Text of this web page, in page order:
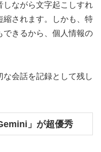
しながら文字起こしすれ
縮されます。しかも、特
できるから、個人情報の
会話を記録として残し
」が超優秀